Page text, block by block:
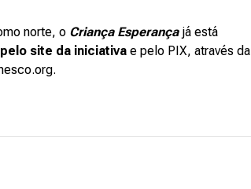
norte, o Criança Esperançajá está
pelo site da iniciativa e pelo PIX, através da